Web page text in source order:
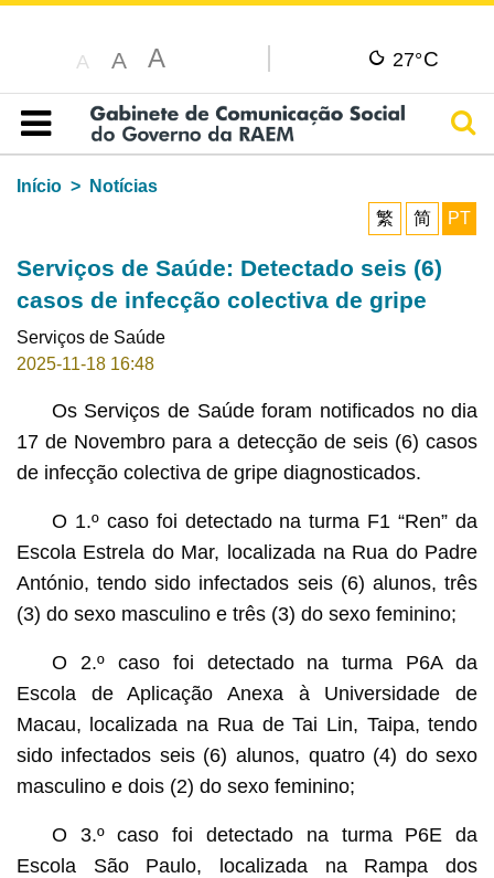
A A A 27°C
Índice
Início
Notícias
繁
简 PT
Serviços de Saúde: Detectado seis (6)
casos de infecção colectiva de gripe
Serviços de Saúde
2025-11-18 16:48
Os Serviços de Saúde foram notificados no dia
17 de Novembro para a detecção de seis (6) casos
de infecção colectiva de gripe diagnosticados.
O 1.º caso foi detectado na turma F1 “Ren” da
Escola Estrela do Mar, localizada na Rua do Padre
António, tendo sido infectados seis (6) alunos, três
(3) do sexo masculino e três (3) do sexo feminino;
O 2.º caso foi detectado na turma P6A da
Escola de Aplicação Anexa à Universidade de
Macau, localizada na Rua de Tai Lin, Taipa, tendo
sido infectados seis (6) alunos, quatro (4) do sexo
masculino e dois (2) do sexo feminino;
O 3.º caso foi detectado na turma P6E da
Escola São Paulo, localizada na Rampa dos